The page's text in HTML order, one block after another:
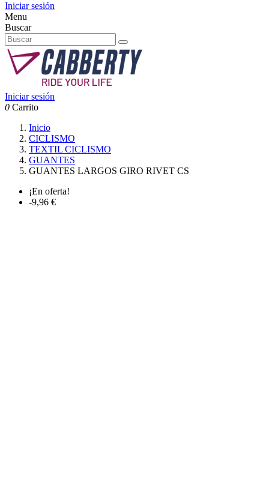
Iniciar sesión
Menu
Buscar
Iniciar sesión
0 Carrito
Inicio
CICLISMO
TEXTIL CICLISMO
GUANTES
GUANTES LARGOS GIRO RIVET CS
¡En oferta!
-9,96 €